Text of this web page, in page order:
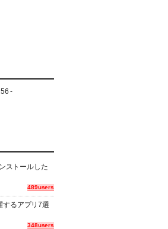
-
ストールした
489users
するアプリ7選
348users